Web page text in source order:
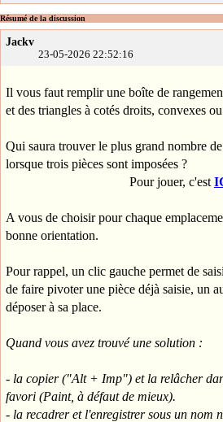
Résumé de la discussion
Jackv
23-05-2026 22:52:16
Il vous faut remplir une boîte de
et des triangles à cotés droits, convexes
Qui saura trouver le plus grand nombre
lorsque trois pièces sont imposées ?
Pour jouer, c'est
A vous de choisir pour chaque
bonne orientation.
Pour rappel, un clic gauche permet de
de faire pivoter une pièce déjà saisie, un
déposer à sa place.
Quand vous avez trouvé une solution :
- la copier ("Alt + Imp") et la relâcher
favori (Paint, à défaut de mieux).
- la recadrer et l'enregistrer sous un nom